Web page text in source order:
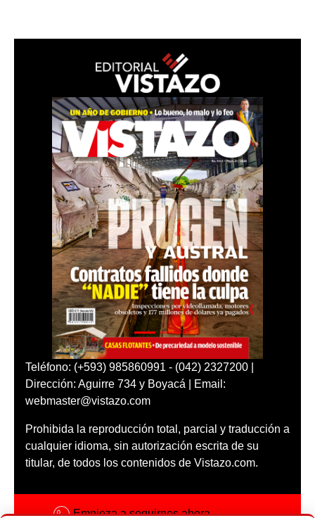
Teléfono: (+593) 985860991 - (042) 2327200 |
Dirección: Aguirre 734 y Boyacá | Email:
webmaster@vistazo.com
Prohibida la reproducción total, parcial y traducción a
cualquier idioma, sin autorización escrita de su
titular, de todos los contenidos de Vistazo.com.
Empieza a seguirnos ahora